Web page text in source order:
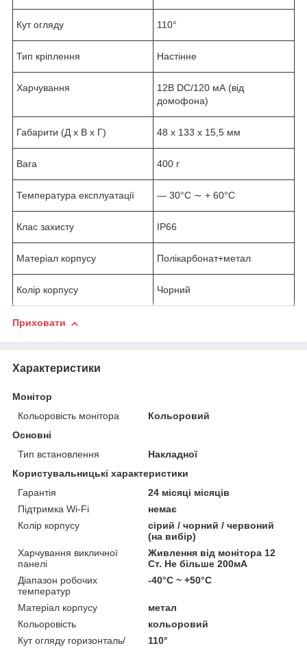
Кут огляду 110°
Тип кріплення Настінне
Харчування
12В DC/120 мА (від
домофона)
Габарити (Д х В х Г) 48 х 133 х 15,5 мм
Вага 400 г
Температура експлуатації — 30°С ∼ + 60°С
Клас захисту IP66
Матеріал корпусу Полікарбонат+метал
Колір корпусу Чорний
Приховати
Характеристики
Монітор
Кольоровість монітора
Кольоровий
Основні
Тип встановлення
Накладної
Користувальницькі характеристики
Гарантія
24 місяці місяців
Підтримка Wi-Fi
немає
Колір корпусу
сірий / чорний / червоний
(на вибір)
Харчування викличної
панелі
Живлення від монітора 12
Ст. Не більше 200мА
Діапазон робочих
температур
-40°C ~ +50°C
Матеріал корпусу
метал
Кольоровість
кольоровий
Кут огляду горизонталь/
110°